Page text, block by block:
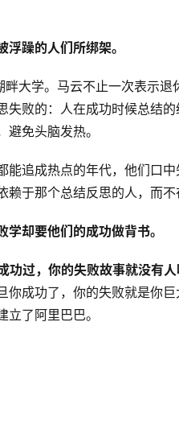
躁的人们所绑架。
畔大学。马云不止一次表示
败的：人在成功时候总结
免头脑发热。
追成热点的年代，他们口
于那个总结反思的人，而不
却要他们的成功做背书。
功过，你的失败故事就没有
你成功了，你的失败就是你
了阿里巴巴。